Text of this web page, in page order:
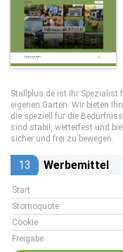
Stallplus.de ist Ihr Spezialist
eigenen Garten. Wir bieten
die speziell für die
sind stabil, wetterfest und
sicher und frei zu bewegen.
13 Werbemittel
Start
Stornoquote
Cookie
Freigabe